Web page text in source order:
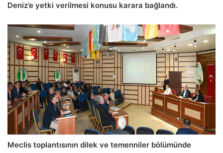
Deniz’e yetki verilmesi konusu karara bağlandı.
Meclis toplantısının dilek ve temenniler bölümünde